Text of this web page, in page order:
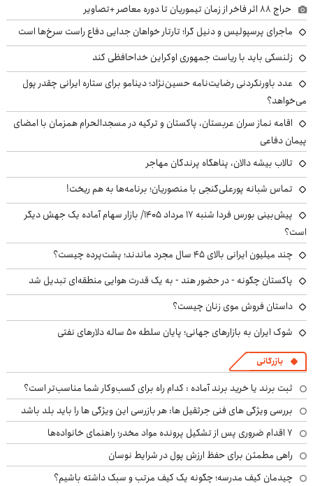
حراج ۸۸ اثر فاخر از زمان تیموریان تا دوره معاصر +تصاویر
ماجرای پرسپولیس و دنیل گرا؛ تارتار خواهان جدایی دفاع راست سرخ‌ها است
زلنسکی باید با ریاست جمهوری اوکراین خداحافظی کند
عدد باورنکردنی رضایت‌نامه حسین‌نژاد؛ دینامو برای ستاره ایرانی چقدر پول
می‌خواهد؟
اقامه نماز سران عربستان، پاکستان و ترکیه در مسجدالحرام همزمان با امضای
پیمان دفاعی
تالاب بیشه دالان، پناهگاه پرندگان مهاجر
تماس شبانه پورعلی‌گنجی با منصوریان؛ برنامه‌ها به هم ریخت!
پیش‌بینی بورس فردا شنبه ۱۷ مرداد ۱۴۰۵/ بازار سهام آماده یک جهش دیگر
است؟
چند میلیون ایرانی بالای ۴۵ سال مجرد ماندند؛ پشت‌پرده چیست؟
پاکستان چگونه - در حضور هند - به یک قدرت هوایی منطقه‌ای تبدیل شد
داستان فروش موی زنان چیست؟
شوک ایران به بازارهای جهانی؛ پایان سلطه ۵۰ ساله دلارهای نفتی
بازرگانی
ثبت برند یا خرید برند آماده : کدام راه برای کسب‌وکار شما مناسب‌تر است؟
بررسی ویژگی های فنی جرثقیل ها: هر بازرسی این ویژگی ها را باید بلد باشد
۷ اقدام ضروری پس از تشکیل پرونده مواد مخدر؛ راهنمای خانواده‌ها
راهی مطمئن برای حفظ ارزش پول در شرایط نوسان
چیدمان کیف مدرسه؛ چگونه یک کیف مرتب و سبک داشته باشیم؟